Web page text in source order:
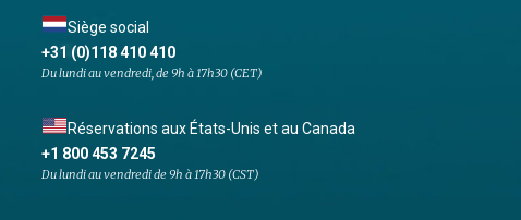
Siège social
+31 (0)118 410 410
Du lundi au vendredi, de 9h à 17h30 (CET)
Réservations aux États-Unis et au Canada
+1 800 453 7245
Du lundi au vendredi de 9h à 17h30 (CST)